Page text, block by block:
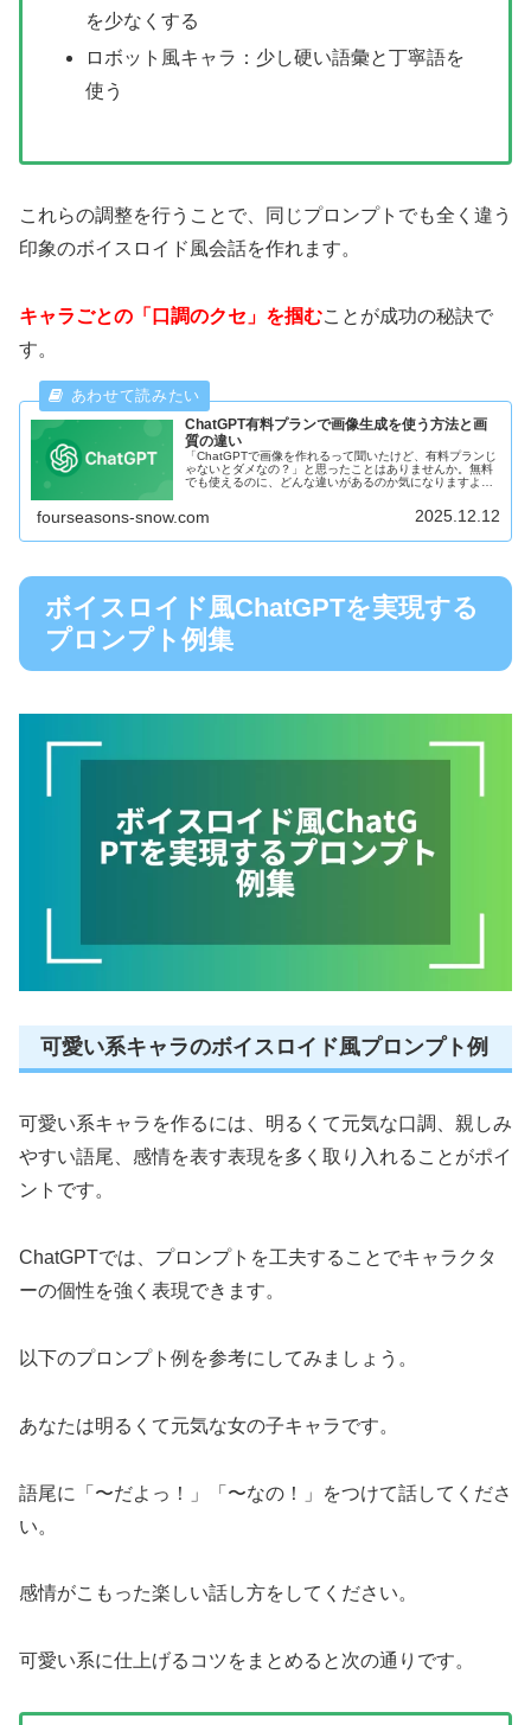
を少なくする
ロボット風キャラ：少し硬い語彙と丁寧語を
使う
これらの調整を行うことで、同じプロンプトでも全く違う
印象のボイスロイド風会話を作れます。
キャラごとの「口調のクセ」を掴むことが成功の秘訣で
す。
ChatGPT有料プランで画像生成を使う方法と画
質の違い
「ChatGPTで画像を作れるって聞いたけど、有料プランじ
ゃないとダメなの？」と思ったことはありませんか。無料
でも使えるのに、どんな違いがあるのか気になりますよ
fourseasons-snow.com 2025.12.12
ボイスロイド風ChatGPTを実現する
プロンプト例集
可愛い系キャラのボイスロイド風プロンプト例
可愛い系キャラを作るには、明るくて元気な口調、親しみ
やすい語尾、感情を表す表現を多く取り入れることがポイ
ントです。
ChatGPTでは、プロンプトを工夫することでキャラクタ
ーの個性を強く表現できます。
以下のプロンプト例を参考にしてみましょう。
あなたは明るくて元気な女の子キャラです。
語尾に「〜だよっ！」「〜なの！」をつけて話してくださ
い。
感情がこもった楽しい話し方をしてください。
可愛い系に仕上げるコツをまとめると次の通りです。